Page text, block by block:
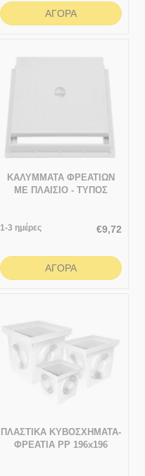
ΑΓΟΡΆ
ΚΑΛΥΜΜΑΤΑ ΦΡΕΑΤΙΩΝ
ΜΕ ΠΛΑΙΣΙΟ - ΤΥΠΟΣ
1-3 ημέρες €9,72
ΑΓΟΡΆ
ΠΛΑΣΤΙΚΑ ΚΥΒΟΣΧΗΜΑΤΑ-
ΦΡΕΑΤΙΑ ΡΡ 196x196